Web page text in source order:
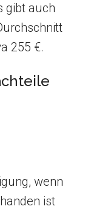
gibt auch
255 €.
wenn
ist